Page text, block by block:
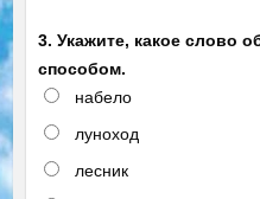
3. Укажите, какое слово
способом.
набело
луноход
лесник